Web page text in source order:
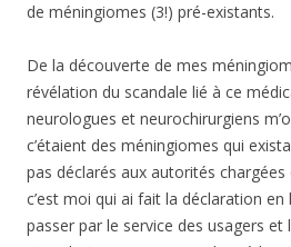
de méningiomes (3!) pré-existants.
De la découverte de mes
révélation du scandale lié à ce
neurologues et neurochirurgiens
c’étaient des méningiomes qui
pas déclarés aux autorités
c’est moi qui ai fait la déclaration en
passer par le service des usagers